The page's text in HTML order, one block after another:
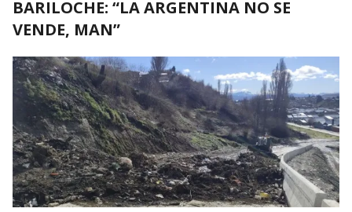
BARILOCHE: “LA ARGENTINA NO SE
VENDE, MAN”